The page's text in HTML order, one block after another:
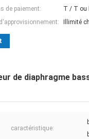
de paiement:
T / T ou
Illimité
de diaphragme
caractéristique: